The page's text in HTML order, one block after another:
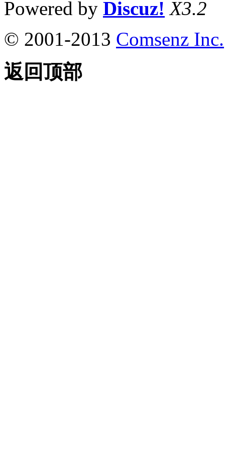
Powered by Discuz! X3.2
© 2001-2013 Comsenz Inc.
返回顶部